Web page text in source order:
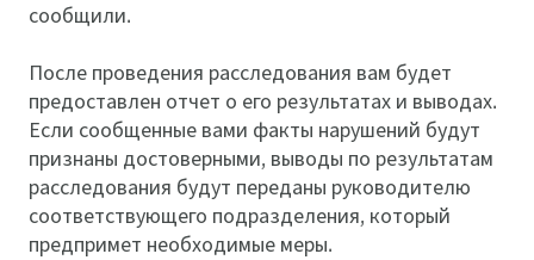
сообщили.
После проведения расследования вам будет
предоставлен отчет о его результатах и выводах.
Если сообщенные вами факты нарушений будут
признаны достоверными, выводы по результатам
расследования будут переданы руководителю
соответствующего подразделения, который
предпримет необходимые меры.